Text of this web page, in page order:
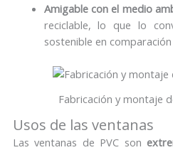
Amigable con el medio
reciclable, lo que lo
sostenible en
Fabricación y montaje
Usos de las ventanas
Las ventanas de PVC son